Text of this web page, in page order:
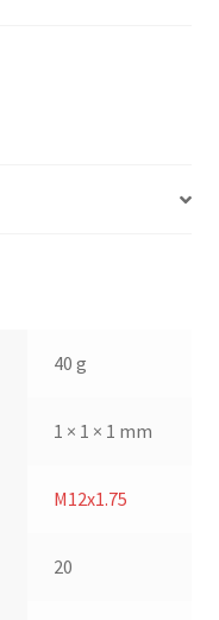
40 g
1 × 1 × 1 mm
M12x1.75
20